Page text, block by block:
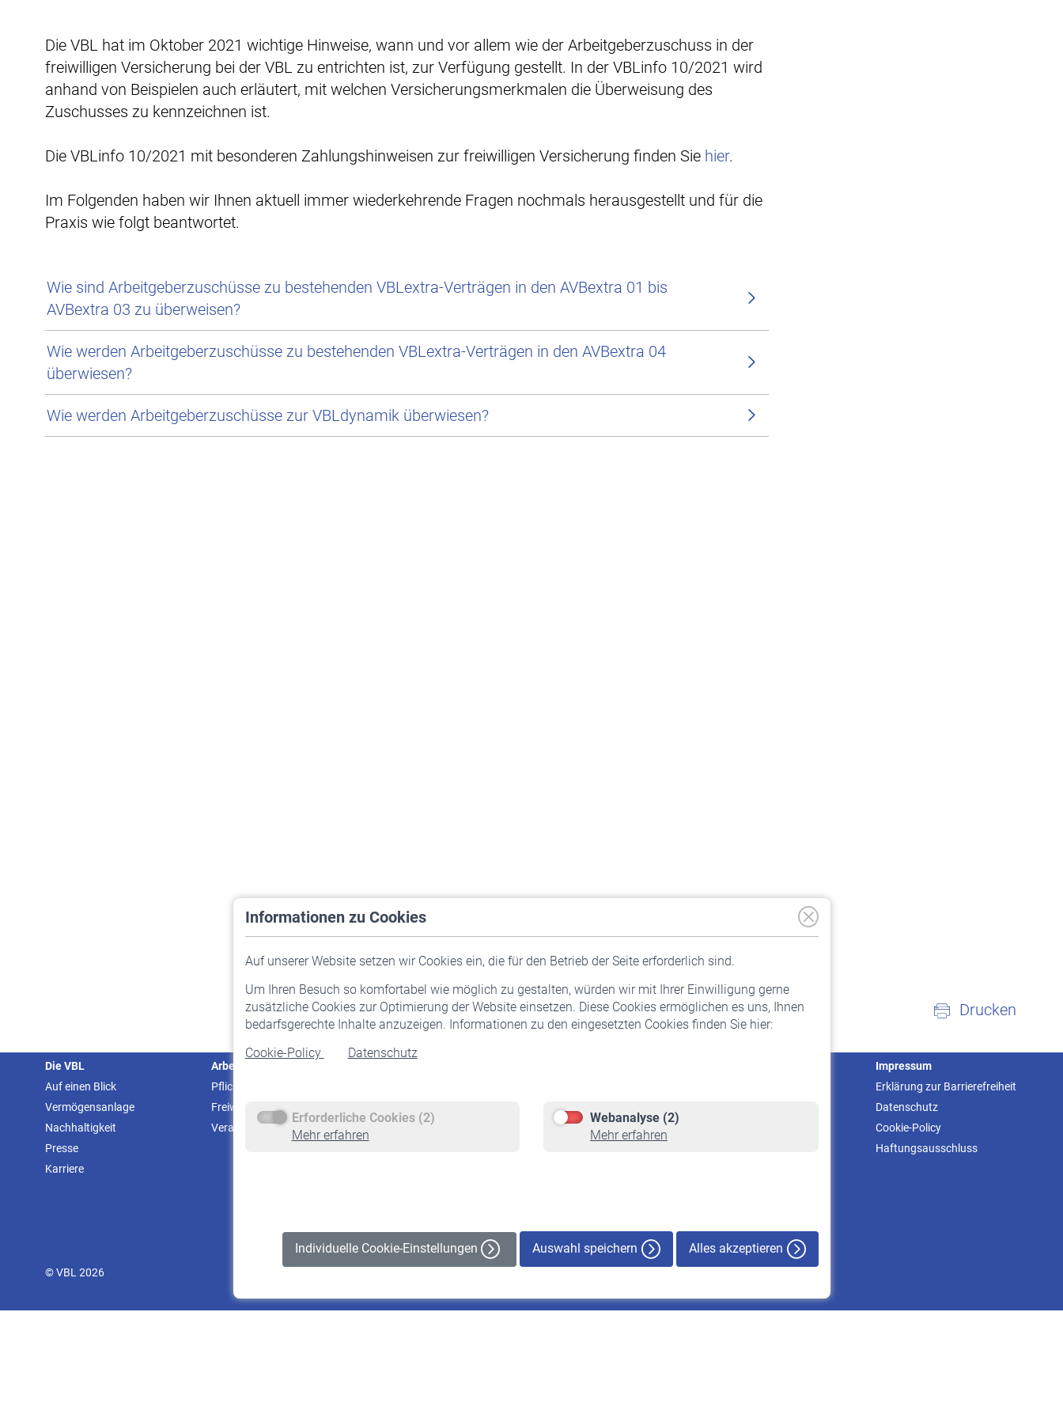
Die VBL hat im Oktober 2021 wichtige Hinweise, wann und vor allem wie der Arbeitgeberzuschuss in der
freiwilligen Versicherung bei der VBL zu entrichten ist, zur Verfügung gestellt. In der VBLinfo 10/2021 wird
anhand von Beispielen auch erläutert, mit welchen Versicherungsmerkmalen die Überweisung des
Zuschusses zu kennzeichnen ist.
Die VBLinfo 10/2021 mit besonderen Zahlungshinweisen zur freiwilligen Versicherung finden Sie hier.
Im Folgenden haben wir Ihnen aktuell immer wiederkehrende Fragen nochmals herausgestellt und für die
Praxis wie folgt beantwortet.
Wie sind Arbeitgeberzuschüsse zu bestehenden VBLextra-Verträgen in den AVBextra 01 bis
AVBextra 03 zu überweisen?
Wie werden Arbeitgeberzuschüsse zu bestehenden VBLextra-Verträgen in den AVBextra 04
überwiesen?
Wie werden Arbeitgeberzuschüsse zur VBLdynamik überwiesen?
Informationen zu Cookies
Auf unserer Website setzen wir Cookies ein, die für den Betrieb der Seite erforderlich sind.
Um Ihren Besuch so komfortabel wie möglich zu gestalten, würden wir mit Ihrer Einwilligung gerne
zusätzliche Cookies zur Optimierung der Website einsetzen. Diese Cookies ermöglichen es uns, Ihnen
bedarfsgerechte Inhalte anzuzeigen. Informationen zu den eingesetzten Cookies finden Sie hier:
Cookie-Policy
Datenschutz
Erforderliche Cookies (2)
Mehr erfahren
Webanalyse (2)
Mehr erfahren
Individuelle Cookie-Einstellungen Auswahl speichern Alles akzeptieren
Drucken
Die VBL
Auf einen Blick
Vermögensanlage
Nachhaltigkeit
Presse
Karriere
Arbeitgeber
Pflichtversicherung
Freiwillige Versicherung
Veranstaltungen
Staatliche Förderung
Rente beantragen
Rentenauszahlung
Impressum
Erklärung zur Barrierefreiheit
Datenschutz
Cookie-Policy
Haftungsausschluss
© VBL 2026